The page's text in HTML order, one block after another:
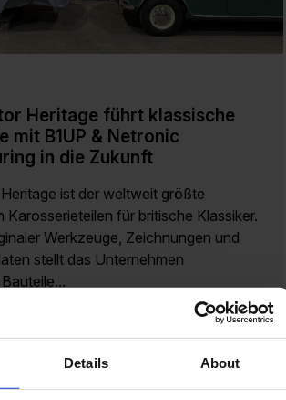
Details About
Heritage führt klassische
mit B1UP & Netronic
in die Zukunft
ist der weltweit größte
Karosserieteilen für britische Klassiker.
Werkzeuge, Zeichnungen und
stellt das Unternehmen